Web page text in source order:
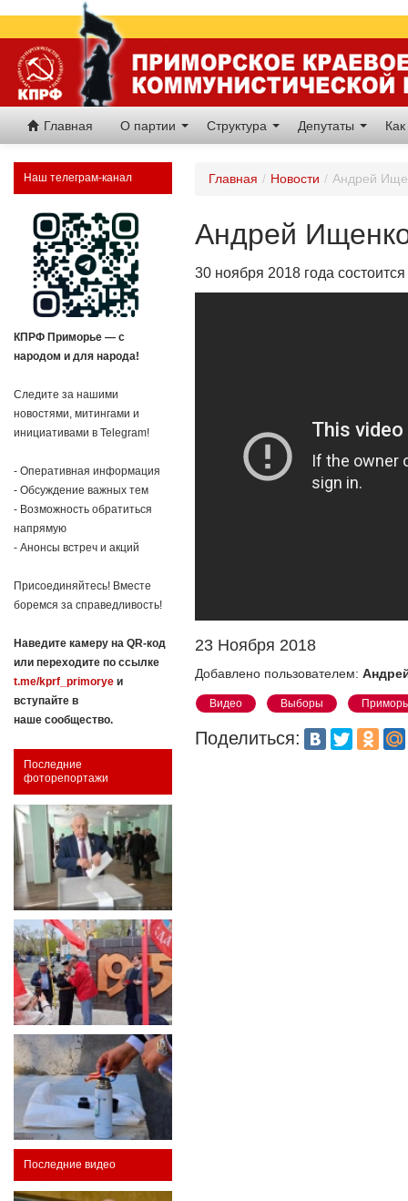
Главная О партии Структура Депутаты
Наш телеграм-канал
КПРФ Приморье — с
народом и для народа!
Следите за нашими
новостями, митингами и
инициативами в Telegram!
- Оперативная информация
- Обсуждение важных тем
- Возможность обратиться
напрямую
- Анонсы встреч и акций
Присоединяйтесь! Вместе
боремся за справедливость!
Наведите камеру на QR-код
или переходите по ссылке
t.me/kprf_primorye и
вступайте в
наше сообщество.
Последние
фоторепортажи
Последние видео
Главная / Новости / Андрей
Андрей
30 ноября 2018 года
23 Ноября 2018
Добавлено пользователем:
Видео Выборы
Поделиться: